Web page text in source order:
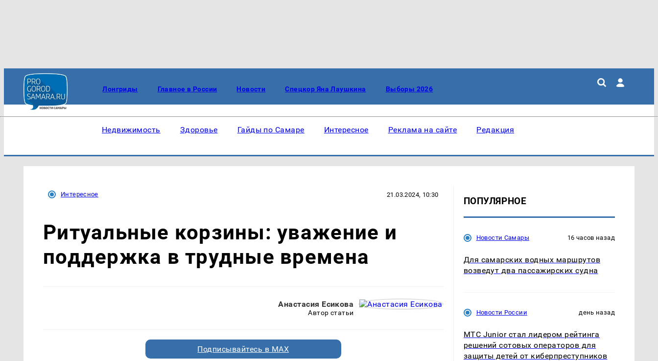
Лонгриды Главное в России Новости Спецкор Яна Лаушкина Выборы 2026
Недвижимость Здоровье Гайды по Самаре Интересное Реклама на сайте Редакция
Интересное 21.03.2024, 10:30
Ритуальные корзины: уважение и
поддержка в трудные времена
Анастасия Есикова
Автор статьи
Подписывайтесь в MAX
ПОПУЛЯРНОЕ
Новости Самары 16 часов назад
Для самарских водных маршрутов
возведут два пассажирских судна
Новости России день назад
МТС Junior стал лидером рейтинга
решений сотовых операторов для
защиты детей от киберпреступников